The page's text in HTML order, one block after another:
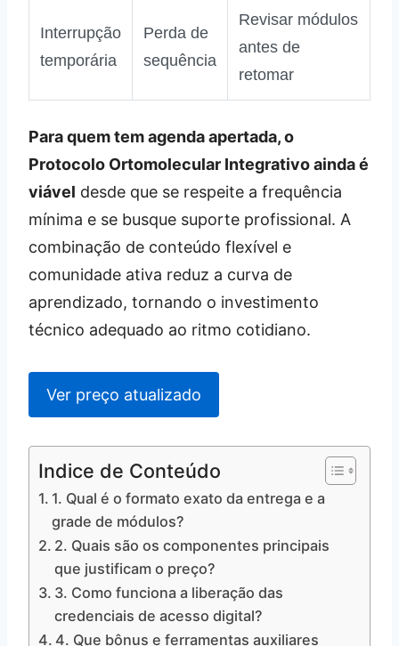
Interrupção
temporária
Perda de
sequência
Revisar módulos
antes de
retomar
Para quem tem agenda apertada, o
Protocolo Ortomolecular Integrativo ainda é
viável desde que se respeite a frequência
mínima e se busque suporte profissional. A
combinação de conteúdo flexível e
comunidade ativa reduz a curva de
aprendizado, tornando o investimento
técnico adequado ao ritmo cotidiano.
Ver preço atualizado
Indice de Conteúdo
1. Qual é o formato exato da entrega e a
grade de módulos?
2. Quais são os componentes principais
que justificam o preço?
3. Como funciona a liberação das
credenciais de acesso digital?
4. Que bônus e ferramentas auxiliares